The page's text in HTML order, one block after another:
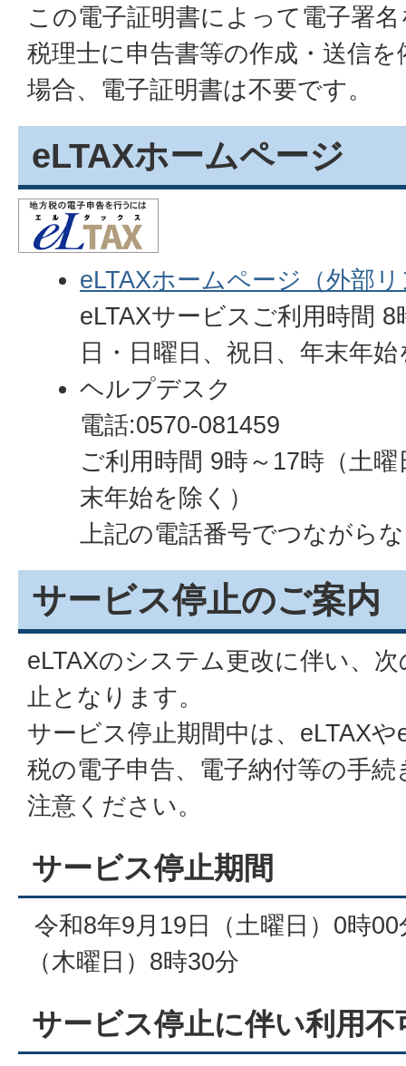
この電子証明書によって電子署
税理士に申告書等の作成・送信
場合、電子証明書は不要です。
eLTAXホームページ
eLTAXホームページ（外部
eLTAXサービスご利用時間
日・日曜日、祝日、年末年
ヘルプデスク
電話:0570-081459
ご利用時間 9時～17時（土
末年始を除く）
上記の電話番号でつながら
サービス停止のご案内
eLTAXのシステム更改に伴い、
止となります。
サービス停止期間中は、eLTAX
税の電子申告、電子納付等の手
注意ください。
サービス停止期間
令和8年9月19日（土曜日）0時
（木曜日）8時30分
サービス停止に伴い利用